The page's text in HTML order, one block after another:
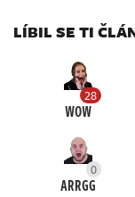
LÍBIL SE TI
28
WOW
0
ARRGG